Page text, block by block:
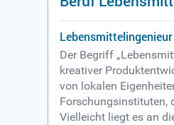
Der Begriff
kreativer
von lokalen
Forschungsinstituten,
Vielleicht liegt es an